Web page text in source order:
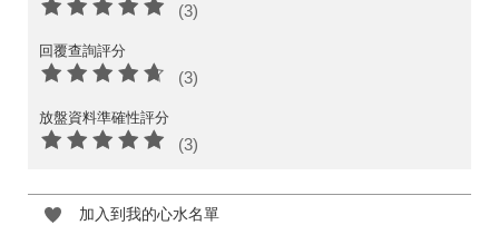
(3)
回覆查詢評分
(3)
放盤資料準確性評分
(3)
加入到我的心水名單